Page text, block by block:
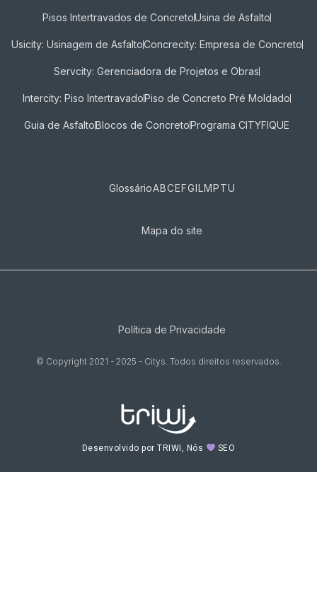
Pisos Intertravados de Concreto​Usina de Asfalto
Usicity: Usinagem de AsfaltoConcrecity: Empresa de Concreto
Servcity: Gerenciadora de Projetos e Obras
Intercity: Piso IntertravadoPiso de Concreto Pré Moldado
Guia de AsfaltoBlocos de ConcretoPrograma CITYFIQUE
GlossárioABCEFGILMPTU
Mapa do site
Política de Privacidade
© Copyright 2021 - 2025 - Citys. Todos direitos reservados.
Desenvolvido por TRIWI, Nós SEO